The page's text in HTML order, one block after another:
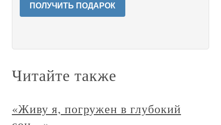
ПОЛУЧИТЬ ПОДАРОК
Читайте также
«Живу я, погружен в глубокий